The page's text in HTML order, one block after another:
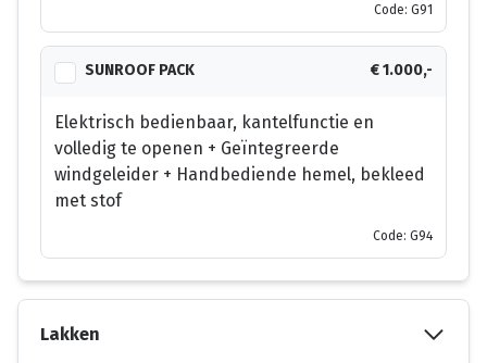
Code: G91
SUNROOF PACK € 1.000,-
Elektrisch bedienbaar, kantelfunctie en
volledig te openen + Geïntegreerde
windgeleider + Handbediende hemel, bekleed
met stof
Code: G94
Lakken